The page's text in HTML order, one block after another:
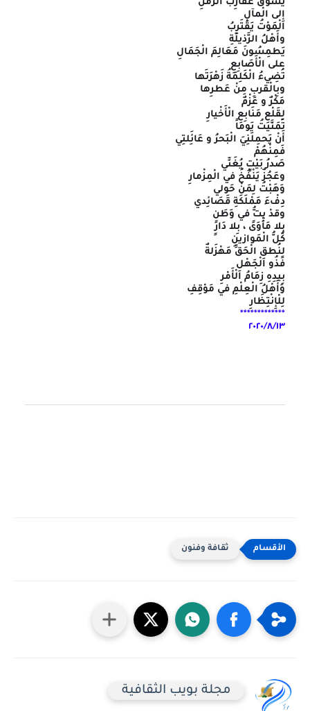
يَسُوقُ عَقَارِبَ الزَّمَنِ
إِلى الْمآلِ
الْمَوْتُ يَقْتَرِبُ
وأَهْلُ الرَّذيلَةِ
يَطمِسُونَ مَعَالِمَ الْجَمَالِ
على الْأَصَابِعِ
تُضِيءُ الْكَلِمَةُ زَهْرَتَها
وبِالْقربِ مِنْ عَطرِها
مَكْرٌ و عَزْمٌ
لِقَلْعِ مَنَابِعِ الْأَخْيارِ
تَمَنَّيتُ يَوماً
أَنْ يَحمِلَنِيَ الْبَحرُ و عَائَِلتِي
فَمِنْهُمْ
صَدرُ بَيْتٍ يُغَنِّي
وعَجُزٌ يَنْفُخُ في الْمِزْمارِ
وَهَبْتُ لِمَنْ حَولي
دِفْءَ مَمْلَكَةِ قَصَائِدي
وقدْ بِتُّ في وَطَنٍ
بِلا مَأْوَىً ، بِلا دَارٍ
كُلُّ الْمَوازينِ
لِنُطقِ الْحَقِّ مَهْزَلةٌ
فَذُو الْجَهْلِ
بِيدِهِ زِمَامُ الْأَمْرِ
وَأَهْلُ الْعِلْمِ في مَوْقِفِ
لِلْإِنْتِظَارِ
*************
٢٠٢٠/٨/١٣
ثقافة وفنون
مجلة بويب الثقافية